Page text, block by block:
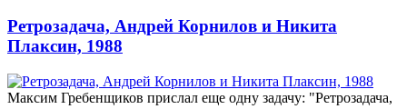
Ретрозадача, Андрей Корнилов и Никита
Плаксин, 1988
Максим Гребенщиков прислал еще одну задачу: "Ретрозадача,